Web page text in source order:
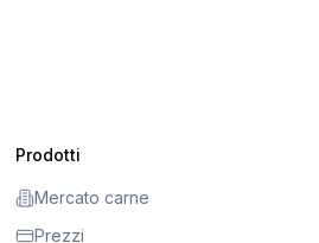
Prodotti
Mercato carne
Prezzi